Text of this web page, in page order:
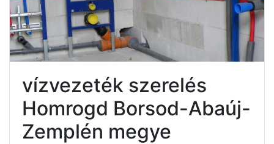
vízvezeték szerelés
Homrogd Borsod-Abaúj-
Zemplén megye